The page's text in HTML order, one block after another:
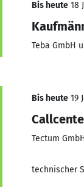
Bis heute 18
Teba GmbH
Bis heute 19
Tectum
technischer